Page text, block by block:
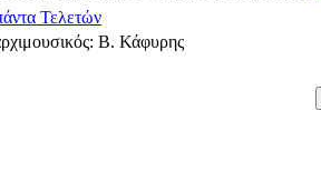
Τελετών
Β. Κάφυρης